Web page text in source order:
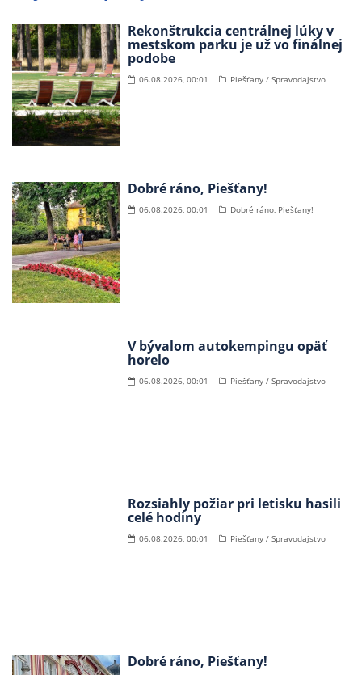
Rekonštrukcia centrálnej lúky v
mestskom parku je už vo finálnej
podobe
06.08.2026, 00:01 Piešťany / Spravodajstvo
Dobré ráno, Piešťany!
06.08.2026, 00:01 Dobré ráno, Piešťany!
V bývalom autokempingu opäť
horelo
06.08.2026, 00:01 Piešťany / Spravodajstvo
Rozsiahly požiar pri letisku hasili
celé hodiny
06.08.2026, 00:01 Piešťany / Spravodajstvo
Dobré ráno, Piešťany!